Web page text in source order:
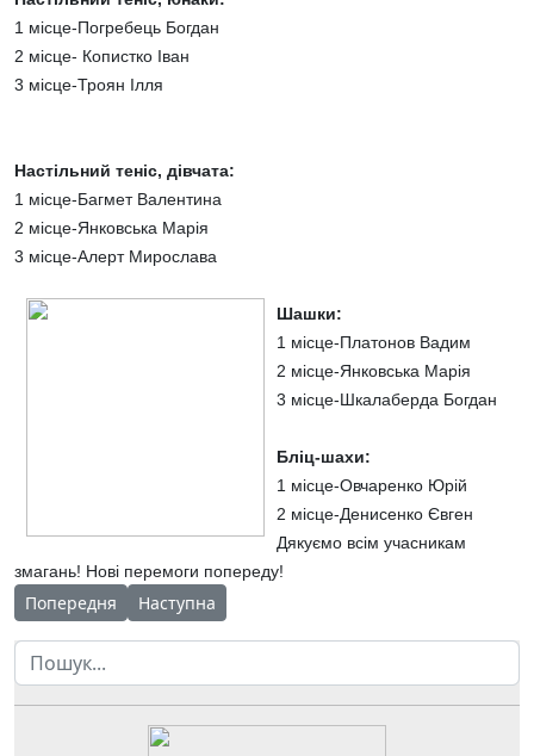
1 місце-Погребець Богдан
2 місце- Копистко Іван
3 місце-Троян Ілля
Настільний теніс, дівчата:
1 місце-Багмет Валентина
2 місце-Янковська Марія
3 місце-Алерт Мирослава
Шашки:
1 місце-Платонов Вадим
2 місце-Янковська Марія
3 місце-Шкалаберда Богдан
Бліц-шахи:
1 місце-Овчаренко Юрій
2 місце-Денисенко Євген
Дякуємо всім учасникам
змагань! Нові перемоги попереду!
Попередня стаття: День науки в науковому ліцеї
Попередня Наступна стаття: Лекторій «Науково про
Наступна
Пошук